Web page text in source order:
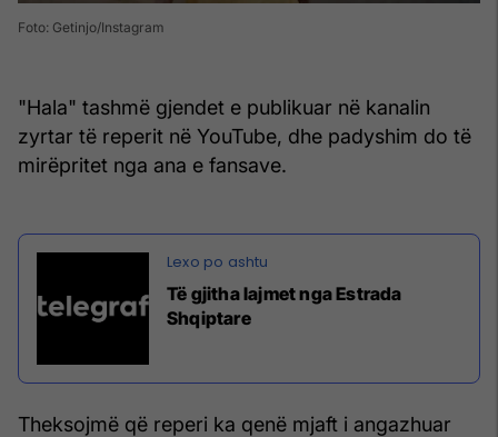
Foto: Getinjo/Instagram
"Hala" tashmë gjendet e publikuar në kanalin
zyrtar të reperit në YouTube, dhe padyshim do të
mirëpritet nga ana e fansave.
Të gjitha lajmet nga Estrada
Shqiptare
Theksojmë që reperi ka qenë mjaft i angazhuar